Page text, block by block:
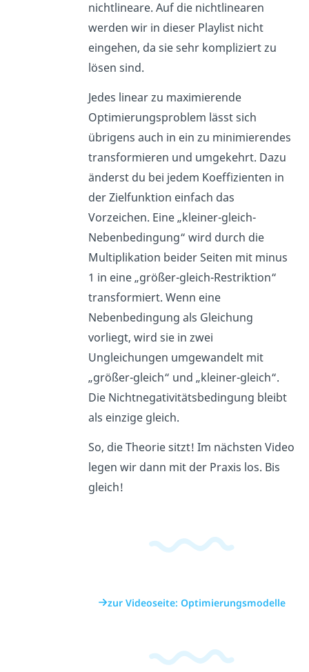
nichtlineare. Auf die nichtlinearen
werden wir in dieser Playlist nicht
eingehen, da sie sehr kompliziert zu
lösen sind.
Jedes linear zu maximierende
Optimierungsproblem lässt sich
übrigens auch in ein zu minimierendes
transformieren und umgekehrt. Dazu
änderst du bei jedem Koeffizienten in
der Zielfunktion einfach das
Vorzeichen. Eine „kleiner-gleich-
Nebenbedingung“ wird durch die
Multiplikation beider Seiten mit minus
1 in eine „größer-gleich-Restriktion“
transformiert. Wenn eine
Nebenbedingung als Gleichung
vorliegt, wird sie in zwei
Ungleichungen umgewandelt mit
„größer-gleich“ und „kleiner-gleich“.
Die Nichtnegativitätsbedingung bleibt
als einzige gleich.
So, die Theorie sitzt! Im nächsten Video
legen wir dann mit der Praxis los. Bis
gleich!
zur Videoseite: Optimierungsmodelle